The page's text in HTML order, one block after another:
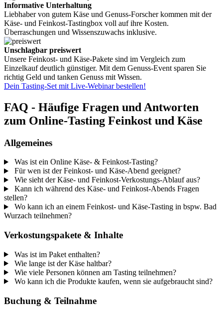
Informative Unterhaltung
Liebhaber von gutem Käse und Genuss-Forscher kommen mit der
Käse- und Feinkost-Tastingbox voll auf ihre Kosten.
Überraschungen und Wissenszuwachs inklusive.
Unschlagbar preiswert
Unsere Feinkost- und Käse-Pakete sind im Vergleich zum
Einzelkauf deutlich günstiger. Mit dem Genuss-Event sparen Sie
richtig Geld und tanken Genuss mit Wissen.
Dein Tasting-Set mit Live-Webinar bestellen!
FAQ - Häufige Fragen und Antworten
zum Online-Tasting Feinkost und Käse
Allgemeines
Was ist ein Online Käse- & Feinkost-Tasting?
Für wen ist der Feinkost- und Käse-Abend geeignet?
Wie sieht der Käse- und Feinkost-Verkostungs-Ablauf aus?
Kann ich während des Käse- und Feinkost-Abends Fragen
stellen?
Wo kann ich an einem Feinkost- und Käse-Tasting in bspw. Bad
Wurzach teilnehmen?
Verkostungspakete & Inhalte
Was ist im Paket enthalten?
Wie lange ist der Käse haltbar?
Wie viele Personen können am Tasting teilnehmen?
Wo kann ich die Produkte kaufen, wenn sie aufgebraucht sind?
Buchung & Teilnahme